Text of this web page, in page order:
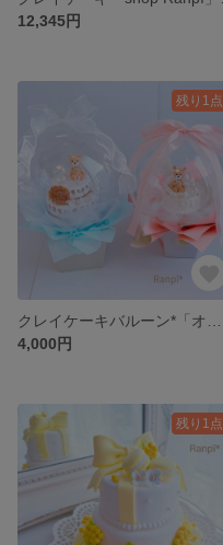
12,345円
残り1点
4,000円
残り1点